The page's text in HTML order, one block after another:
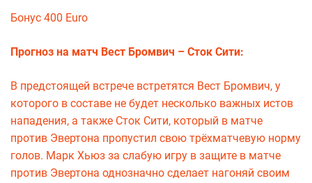
Бонус 400 Euro
Прогноз на матч Вест Бромвич – Сток Сити:
В предстоящей встрече встретятся Вест Бромвич, у
которого в составе не будет несколько важных истов
нападения, а также Сток Сити, который в матче
против Эвертона пропустил свою трёхматчевую норму
голов. Марк Хьюз за слабую игру в защите в матче
против Эвертона однозначно сделает нагоняй своим